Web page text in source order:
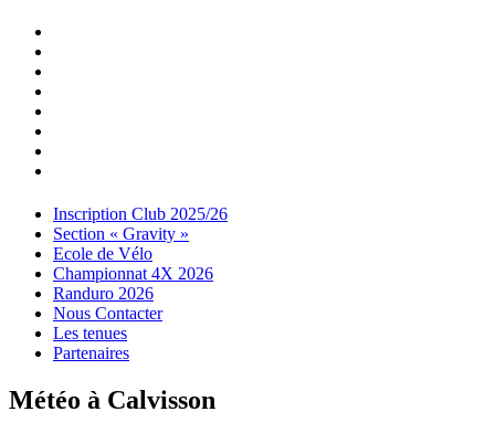
Menu
Widgets
Recherche
Aller
contenu
Inscription Club 2025/26
Section « Gravity »
Ecole de Vélo
Championnat 4X 2026
Randuro 2026
Nous Contacter
Les tenues
Partenaires
Météo à Calvisson